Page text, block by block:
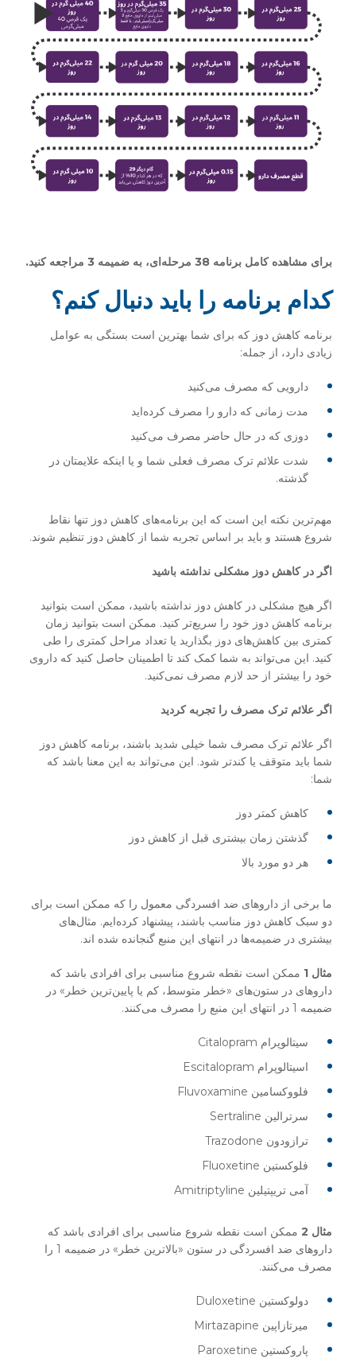
برای مشاهده کامل برنامه 38 مرحله ای، به ضمیمه 3 مراجعه کنید.
کدام برنامه را باید دنبال کنم؟
برنامه کاهش دوز که برای شما بهترین است بستگی به عوامل
زیادی دارد، از جمله:
دارویی که مصرف می‌کنید
مدت زمانی که دارو را مصرف کرده‌اید
دوزی که در حال حاضر مصرف می‌کنید
شدت علائم ترک مصرف فعلی شما و یا اینکه علایمتان در
گذشته.
مهم‌ترین نکته این است که این برنامه‌های کاهش دوز تنها نقاط
شروع هستند و باید بر اساس تجربه شما از کاهش دوز تنظیم شوند.
اگر در کاهش دوز مشکلی نداشته باشید
اگر هیچ مشکلی در کاهش دوز نداشته باشید، ممکن است بتوانید
برنامه کاهش دوز خود را سریع‌تر کنید. ممکن است بتوانید زمان
کمتری بین کاهش‌های دوز بگذارید یا تعداد مراحل کمتری را طی
کنید. این می‌تواند به شما کمک کند تا اطمینان حاصل کنید که داروی
خود را بیشتر از حد لازم مصرف نمی‌کنید.
اگر علائم ترک مصرف را تجربه کردید
اگر علائم ترک مصرف شما خیلی شدید باشند، برنامه کاهش دوز
شما باید متوقف یا کندتر شود. این می‌تواند به این معنا باشد که
شما:
کاهش کمتر دوز
گذشتن زمان بیشتری قبل از کاهش دوز
هر دو مورد بالا
ما برخی از داروهای ضد افسردگی معمول را که ممکن است برای
دو سبک کاهش دوز مناسب باشند، پیشنهاد کرده‌ایم. مثال‌های
بیشتری در ضمیمه‌ها در انتهای این منبع گنجانده شده اند.
مثال 1
ممکن است نقطه شروع مناسبی برای افرادی باشد که
داروهای در ستون‌های «خطر متوسط، کم یا پایین‌ترین خطر» در
ضمیمه 1 در انتهای این منبع را مصرف می‌کنند.
سیتالوپرام Citalopram
اسیتالوپرام Escitalopram
فلووکسامین Fluvoxamine
سرترالین Sertraline
ترازودون Trazodone
فلوکستین Fluoxetine
آمی تریپتیلین Amitriptyline
مثال 2
ممکن است نقطه شروع مناسبی برای افرادی باشد که
داروهای ضد افسردگی در ستون «بالاترین خطر» در ضمیمه 1 را
مصرف می‌کنند.
دولوکستین Duloxetine
میرتازاپین Mirtazapine
پاروکستین Paroxetine